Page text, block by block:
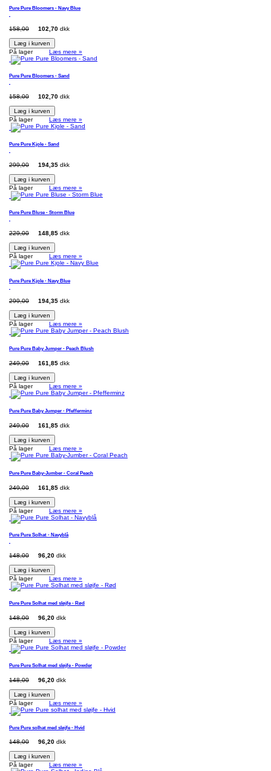
Pure Pure Bloomers - Navy Blue
158,00 102,70 dkk
Læg i kurven
På lager Læs mere »
Pure Pure Bloomers - Sand
158,00 102,70 dkk
Læg i kurven
På lager Læs mere »
Pure Pure Kjole - Sand
299,00 194,35 dkk
Læg i kurven
På lager Læs mere »
Pure Pure Bluse - Storm Blue
229,00 148,85 dkk
Læg i kurven
På lager Læs mere »
Pure Pure Kjole - Navy Blue
299,00 194,35 dkk
Læg i kurven
På lager Læs mere »
Pure Pure Baby Jumper - Peach Blush
249,00 161,85 dkk
Læg i kurven
På lager Læs mere »
Pure Pure Baby Jumper - Pfefferminz
249,00 161,85 dkk
Læg i kurven
På lager Læs mere »
Pure Pure Baby-Jumber - Coral Peach
249,00 161,85 dkk
Læg i kurven
På lager Læs mere »
Pure Pure Solhat - Navyblå
148,00 96,20 dkk
Læg i kurven
På lager Læs mere »
Pure Pure Solhat med sløjfe - Rød
148,00 96,20 dkk
Læg i kurven
På lager Læs mere »
Pure Pure Solhat med sløjfe - Powder
148,00 96,20 dkk
Læg i kurven
På lager Læs mere »
Pure Pure solhat med sløjfe - Hvid
148,00 96,20 dkk
Læg i kurven
På lager Læs mere »